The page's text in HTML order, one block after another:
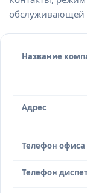
обслуживающей
Название
Адрес
Телефон офиса
Телефон